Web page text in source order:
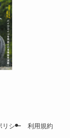
リシー
利用規約